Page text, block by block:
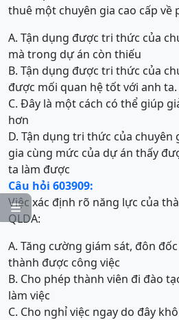

thuê một chuyên gia cao cấp về
A. Tận dụng được tri thức của
mà trong dự án còn thiếu
B. Tận dụng được tri thức của
được mối quan hệ tốt với anh ta.
C. Đây là một cách có thể giúp
hơn
D. Tận dụng tri thức của chuyên
gia cùng mức của dự án thấy
ta làm được
Câu hỏi 603909:
Việc xác định rõ năng lực của
QLDA:
A. Tăng cường giám sát, đôn
thành được công việc
B. Cho phép thành viên đi đào
làm việc
C. Cho nghỉ việc ngay do đây